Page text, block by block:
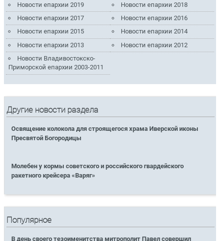
Новости епархии 2019
Новости епархии 2018
Новости епархии 2017
Новости епархии 2016
Новости епархии 2015
Новости епархии 2014
Новости епархии 2013
Новости епархии 2012
Новости Владивостокско-
Приморской епархии 2003-2011
Другие новости раздела
Освящение колокола для строящегося храма Иверской иконы
Пресвятой Богородицы
Молебен у кормы советского и российского гвардейского
ракетного крейсера «Варяг»
Популярное
В день своего тезоименитства митрополит Павел совершил